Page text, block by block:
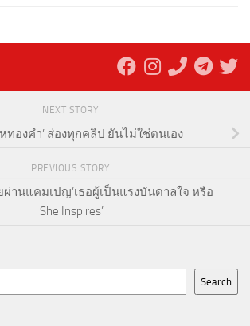
NEXT STORY
หทองคำ’ ส่องทุกคลิป ยันไม่ใช่ตนเอง
PREVIOUS STORY
านแคมเปญ’เธอผู้เป็นแรงบันดาลใจ หรือ
She Inspires’
Search